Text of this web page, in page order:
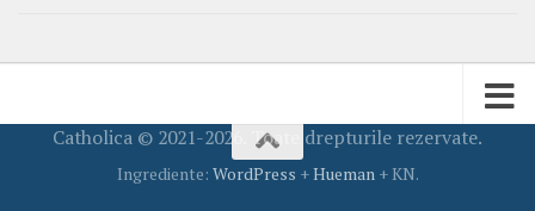
Catholica © 2021-2026. Toate drepturile rezervate.
Ingrediente: WordPress +Hueman+ KN.